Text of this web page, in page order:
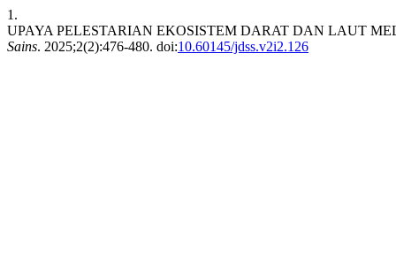
1.
UPAYA PELESTARIAN EKOSISTEM DARAT DAN LAUT
Sains. 2025;2(2):476-480. doi:10.60145/jdss.v2i2.126